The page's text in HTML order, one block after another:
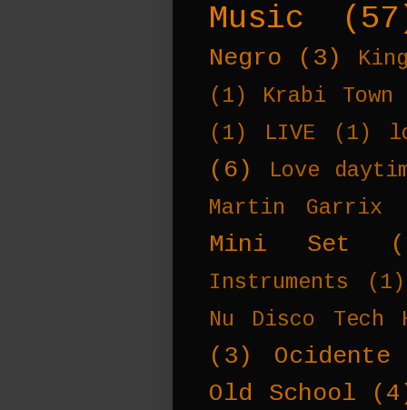
Music
Negro (3)
(1)
Krabi Town
(1)
LIVE (1)
(6)
Love
Martin Garrix
Mini Set
Instruments
(1)
Nu Disco Tech
(3)
Ocidente
Old School